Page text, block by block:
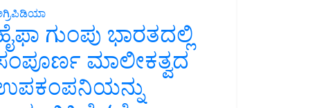
ಗುಂಪು ಭಾರತದಲ್ಲಿ
ಮಾಲೀಕತ್ವದ